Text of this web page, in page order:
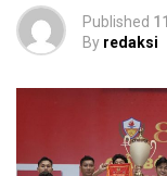
Published
By redaksi